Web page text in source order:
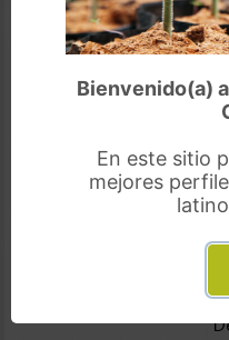
Bien
Semi
Bienvenido(a)
En este sitio
mejores